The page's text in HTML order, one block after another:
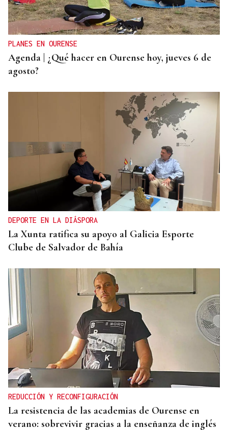
Francisco Vázquez, presidente del Arenteiro: “Solo
pido tener calma”
PLANES EN OURENSE
Agenda | ¿Qué hacer en Ourense hoy, jueves 6 de
agosto?
DEPORTE EN LA DIÁSPORA
La Xunta ratifica su apoyo al Galicia Esporte
Clube de Salvador de Bahía
REDUCCIÓN Y RECONFIGURACIÓN
La resistencia de las academias de Ourense en
verano: sobrevivir gracias a la enseñanza de inglés